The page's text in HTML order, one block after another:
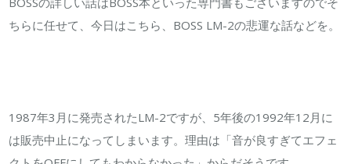
ちらに任せて、今日はこちら、BOSS LM-2の悲運な話などを。
1987年3月に発売されたLM-2ですが、5年後の1992年12月に
は販売中止になってしまいます。理由は「音が良すぎてエフェ